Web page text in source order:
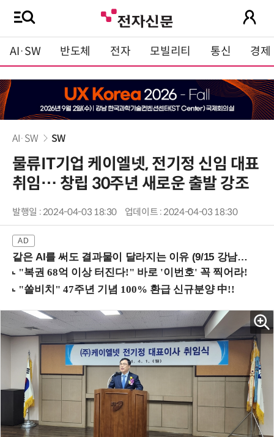
AI·SW 반도체 전자 모빌리티 통신 경제
AI·SW SW
물류IT기업 케이엘넷, 전기정 신임 대표
취임… 창립 30주년 새로운 출발 강조
발행일 : 2024-04-03 18:30 업데이트 : 2024-04-03 18:30
같은 AI를 써도 결과물이 달라지는 이유 (9/15 강남역)